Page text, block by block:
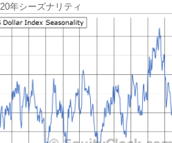
年シーズナリティ